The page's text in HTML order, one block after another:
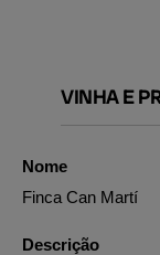
VINHA E
Nome
Finca Can Martí
Descrição